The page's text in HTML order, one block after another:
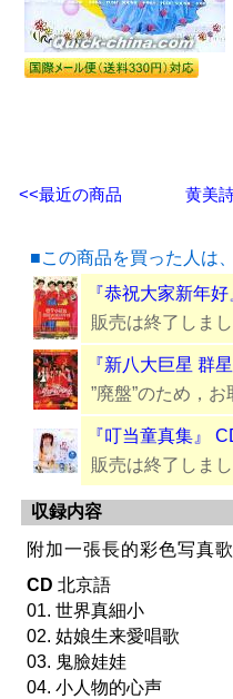
<<最近の商品
黄美
■この商品を買った人は
『恭祝大家新年
販売は終了しまし
『新八大巨星 群
”廃盤”のため，お
『叮当童真集』
販売は終了しまし
収録内容
附加一張長的彩色写真
CD 北京語
01. 世界真細小
02. 姑娘生来愛唱歌
03. 鬼臉娃娃
04. 小人物的心声